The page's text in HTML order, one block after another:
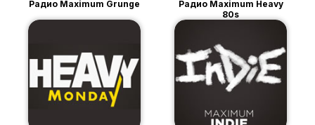
Радио Maximum Grunge
Радио Maximum Heavy
80s